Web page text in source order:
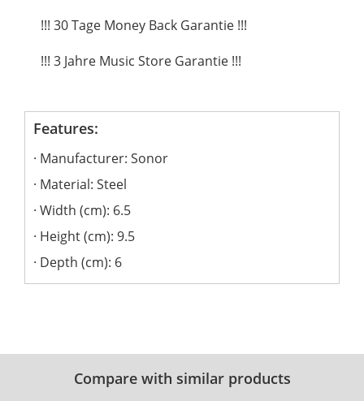
!!! 30 Tage Money Back Garantie !!!
!!! 3 Jahre Music Store Garantie !!!
Features:
Manufacturer: Sonor
Material: Steel
Width (cm): 6.5
Height (cm): 9.5
Depth (cm): 6
Compare with similar products